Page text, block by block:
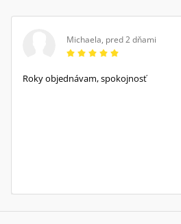
Michaela, pred 2 dňami
Roky objednávam, spokojnosť